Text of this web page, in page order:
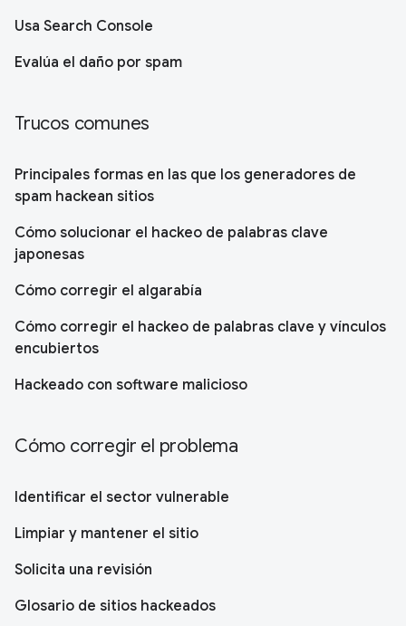
Usa Search Console
Evalúa el daño por spam
Trucos comunes
Principales formas en las que los generadores de
spam hackean sitios
Cómo solucionar el hackeo de palabras clave
japonesas
Cómo corregir el algarabía
Cómo corregir el hackeo de palabras clave y vínculos
encubiertos
Hackeado con software malicioso
Cómo corregir el problema
Identificar el sector vulnerable
Limpiar y mantener el sitio
Solicita una revisión
Glosario de sitios hackeados